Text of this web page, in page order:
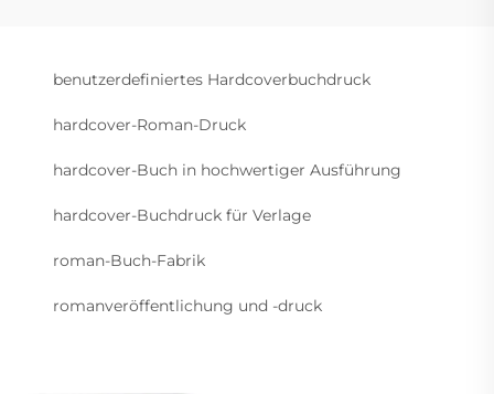
benutzerdefiniertes Hardcoverbuchdruck
hardcover-Roman-Druck
hardcover-Buch in hochwertiger Ausführung
hardcover-Buchdruck für Verlage
roman-Buch-Fabrik
romanveröffentlichung und -druck